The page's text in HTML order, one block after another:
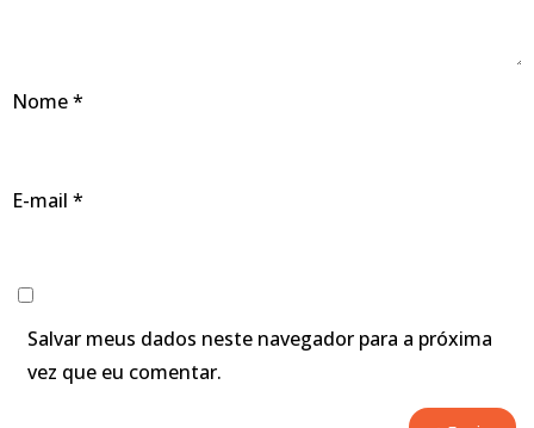
Nome*
E-mail *
Salvar meus dados neste navegador para a próxima
vez que eu comentar.